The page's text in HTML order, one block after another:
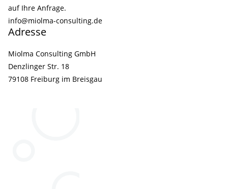
auf Ihre Anfrage.
info@miolma-consulting.de
Adresse
Miolma Consulting GmbH
Denzlinger Str. 18
79108 Freiburg im Breisgau